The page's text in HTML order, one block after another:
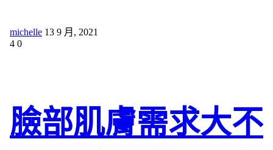
michelle 13 9 月, 2021
4 0
臉部肌膚需求大不